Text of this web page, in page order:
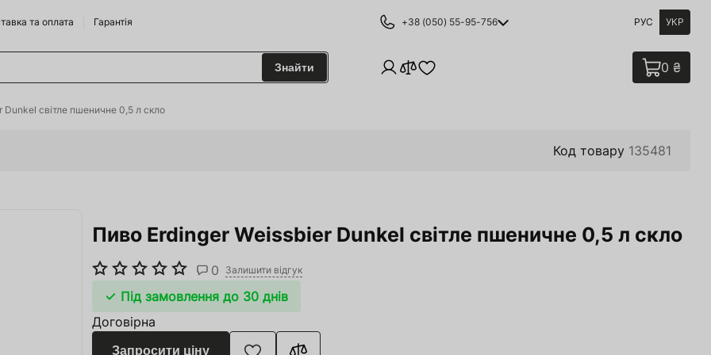
та оплата Гарантія +38 (050) 55-95-756 РУС УКР
Сидрариї
Знайти 0 ₴
Dunkel світле пшеничне 0,5 л скло
Код товару 135481
Пиво Erdinger Weissbier Dunkel світле пшеничне 0,5 л скло
0 Залишити відгук
Під замовлення до 30 днів
Договірна
Запросити ціну